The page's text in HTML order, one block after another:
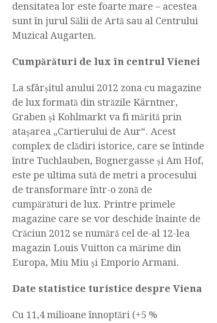
densitatea lor este foarte mare – acestea
sunt în jurul Sălii de Artă sau al Centrului
Muzical Augarten.
Cumpărături de lux în centrul Vienei
La sfârşitul anului 2012 zona cu magazine
de lux formată din străzile Kärntner,
Graben şi Kohlmarkt va fi mărită prin
ataşarea „Cartierului de Aur“. Acest
complex de clădiri istorice, care se întinde
între Tuchlauben, Bognergasse şi Am Hof,
este pe ultima sută de metri a procesului
de transformare într-o zonă de
cumpărături de lux. Printre primele
magazine care se vor deschide înainte de
Crăciun 2012 se numără cel de-al 12-lea
magazin Louis Vuitton ca mărime din
Europa, Miu Miu şi Emporio Armani.
Date statistice turistice despre Viena
Cu 11,4 milioane înnoptări (+5 %